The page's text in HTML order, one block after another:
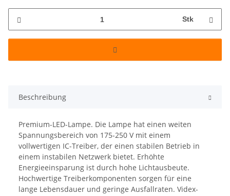
Stk
Beschreibung
Premium-LED-Lampe. Die Lampe hat einen weiten
Spannungsbereich von 175-250 V mit einem
vollwertigen IC-Treiber, der einen stabilen Betrieb in
einem instabilen Netzwerk bietet. Erhöhte
Energieeinsparung ist durch hohe Lichtausbeute.
Hochwertige Treiberkomponenten sorgen für eine
lange Lebensdauer und geringe Ausfallraten. Videx-